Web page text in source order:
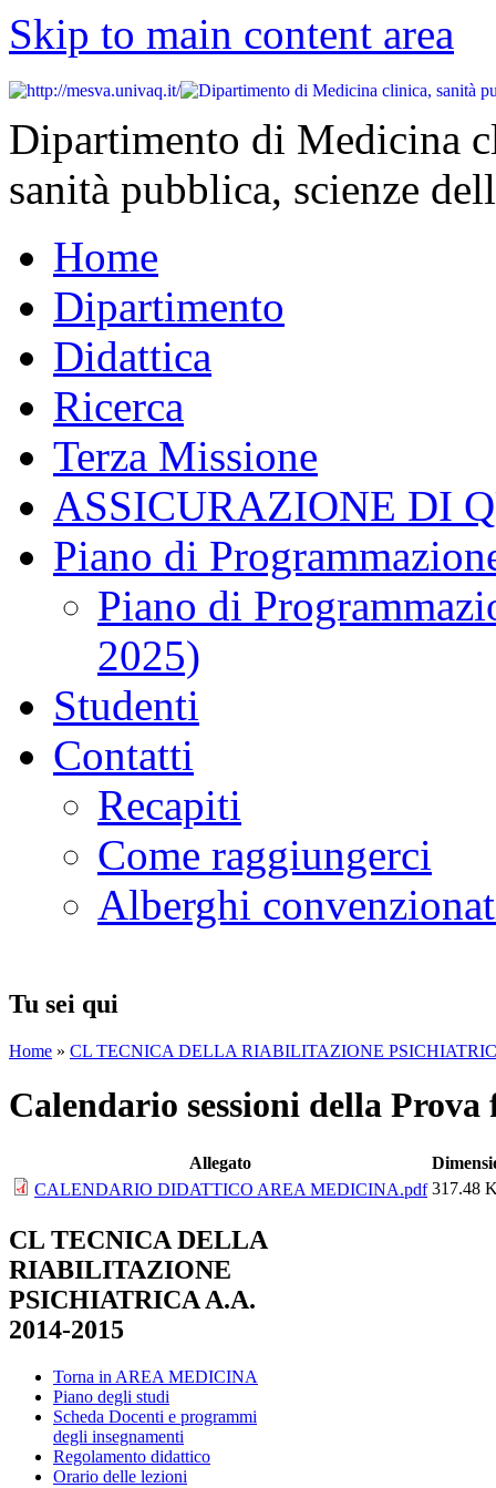
Skip to main content area
Dipartimento di Medicina
sanità pubblica, scienze
Home
Dipartimento
Didattica
Ricerca
Terza Missione
ASSICURAZIONE DI
Piano di
Piano di
2025)
Studenti
Contatti
Recapiti
Come raggiungerci
Alberghi
Tu sei qui
Home » CL TECNICA DELLA RIABILITAZIONE
Calendario sessioni della Prova
Allegato
CALENDARIO DIDATTICO AREA MEDICINA.pdf 317.48
CL TECNICA DELLA
RIABILITAZIONE
PSICHIATRICA A.A.
2014-2015
Torna in AREA MEDICINA
Piano degli studi
Scheda Docenti e programmi
degli insegnamenti
Regolamento didattico
Orario delle lezioni